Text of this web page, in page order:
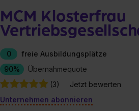
MCM Klosterfrau
0
freie Ausbildungsplätze
90%
Übernahmequote
(3)
Jetzt bewerten
Unternehmen abonnieren